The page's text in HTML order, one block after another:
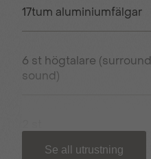
17tum aluminiumfälgar
6 st högtalare (surround
sound)
Se all utrustning